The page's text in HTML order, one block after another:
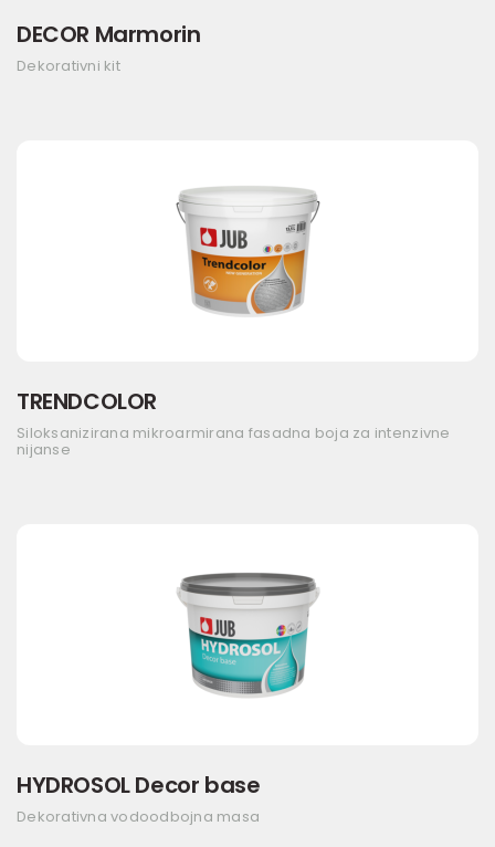
DECOR Marmorin
Dekorativni kit
TRENDCOLOR
Siloksanizirana mikroarmirana fasadna boja za intenzivne
nijanse
HYDROSOL Decor base
Dekorativna vodoodbojna masa